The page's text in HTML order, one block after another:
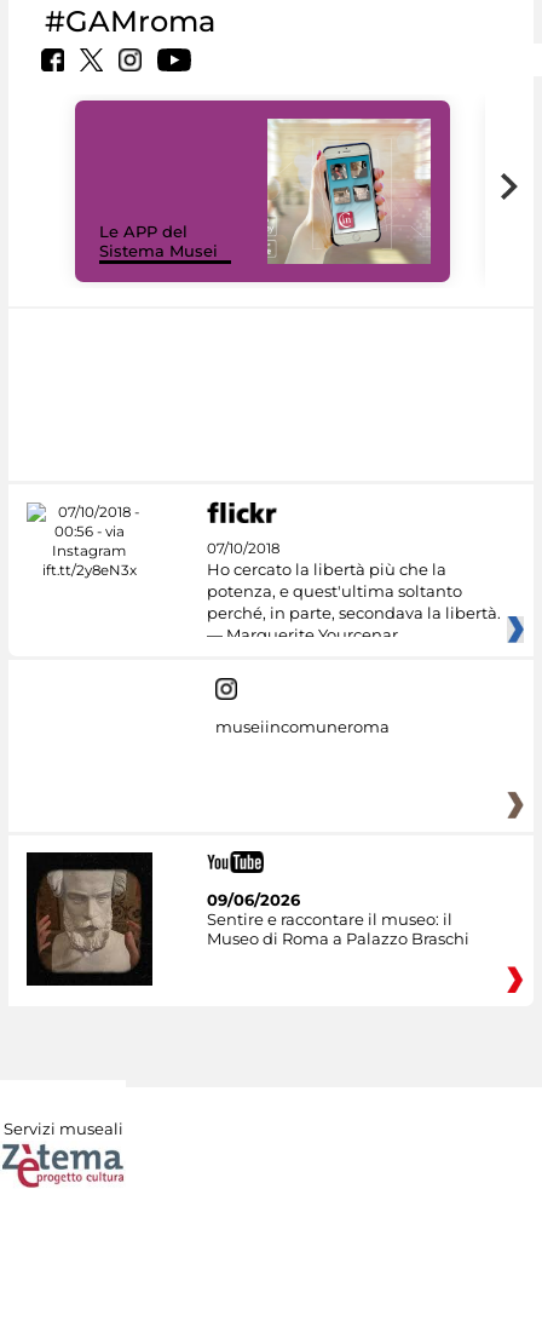
#GAMroma
Le APP del
Sistema Musei
07/10/2018
Ho cercato la libertà più che la
potenza, e quest'ultima soltanto
perché, in parte, secondava la libertà.
— Marguerite Yourcenar
museiincomuneroma
09/06/2026
Sentire e raccontare il museo: il
Museo di Roma a Palazzo Braschi
Servizi museali